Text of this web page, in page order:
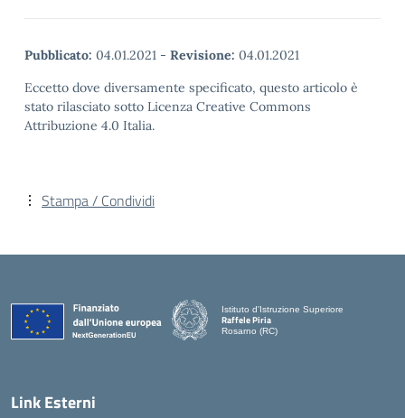
Pubblicato: 04.01.2021 - Revisione: 04.01.2021
Eccetto dove diversamente specificato, questo articolo è
stato rilasciato sotto Licenza Creative Commons
Attribuzione 4.0 Italia.
Stampa / Condividi
Istituto d'Istruzione Superiore
Raffele Piria
Rosarno (RC)
Link Esterni